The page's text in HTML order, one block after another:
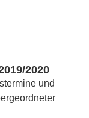
2020
und